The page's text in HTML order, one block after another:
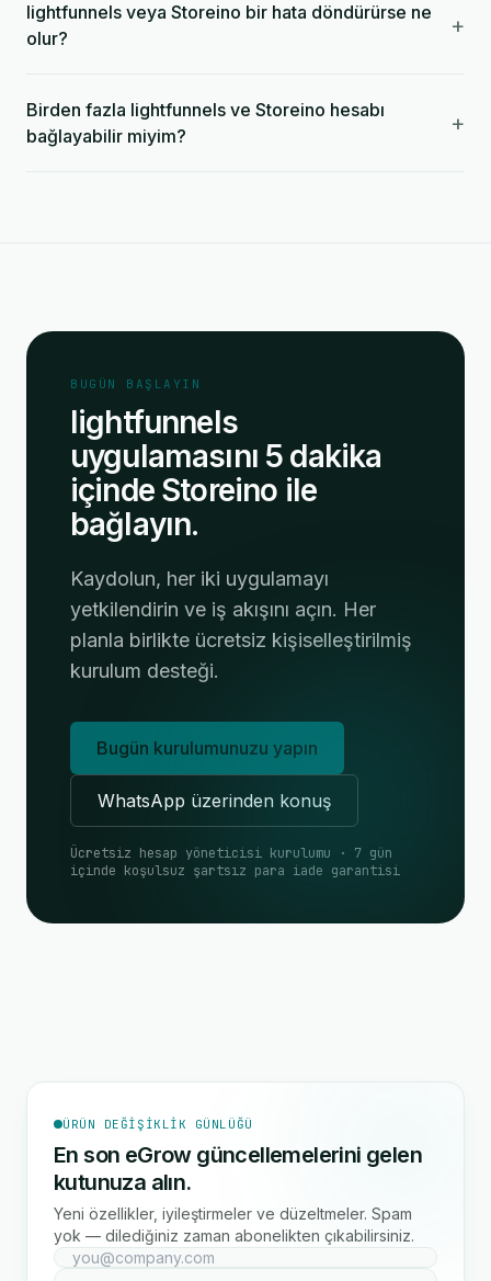
lightfunnels veya Storeino bir hata döndürürse ne
olur?
+
Birden fazla lightfunnels ve Storeino hesabı
bağlayabilir miyim?
+
BUGÜN BAŞLAYIN
lightfunnels
uygulamasını 5 dakika
içinde Storeino ile
bağlayın.
Kaydolun, her iki uygulamayı
yetkilendirin ve iş akışını açın. Her
planla birlikte ücretsiz kişiselleştirilmiş
kurulum desteği.
Bugün kurulumunuzu yapın
WhatsApp üzerinden konuş
Ücretsiz hesap yöneticisi kurulumu · 7 gün
içinde koşulsuz şartsız para iade garantisi
ÜRÜN DEĞIŞIKLIK GÜNLÜĞÜ
En son eGrow güncellemelerini gelen
kutunuza alın.
Yeni özellikler, iyileştirmeler ve düzeltmeler. Spam
yok — dilediğiniz zaman abonelikten çıkabilirsiniz.